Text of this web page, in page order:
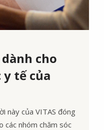
cho
y tế của
này của VITAS đóng
nhóm chăm sóc